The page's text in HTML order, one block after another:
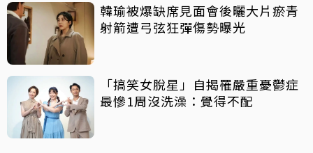
韓瑜被爆缺席見面會後曬大片瘀青
射箭遭弓弦狂彈傷勢曝光
「搞笑女脫星」自揭罹嚴重憂鬱症
最慘1周沒洗澡：覺得不配